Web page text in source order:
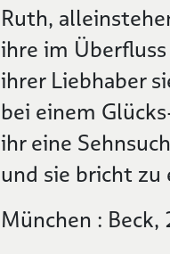
Ruth,
ihre im
ihrer Liebhaber
bei einem
ihr eine
und sie bricht zu
München : Beck,